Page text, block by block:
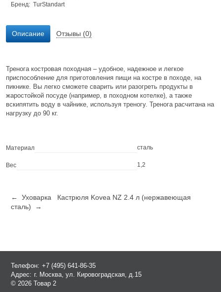
Бренд: TurStandart
Описание Отзывы (0)
Тренога костровая походная – удобное, надежное и легкое
приспособление для приготовления пищи на костре в походе, на
пикнике. Вы легко сможете сварить или разогреть продукты в
жаростойкой посуде (например, в походном котелке), а также
вскипятить воду в чайнике, используя треногу. Тренога расчитана на
нагрузку до 90 кг.
Материал сталь
Вес 1,2
← Уховарка
Кастрюля Kovea NZ 2.4 л (нержавеющая
сталь) →
Телефон: +7 (495) 641-86-35
Адрес: г. Москва, ул. Кировоградская, д.15
© 2026 Товар 2